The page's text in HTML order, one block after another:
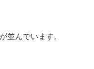
並んでいます。